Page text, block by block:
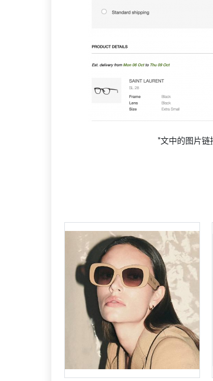
*文中的图片